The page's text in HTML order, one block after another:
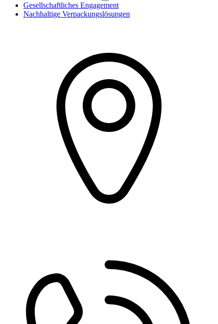
Gesellschaftliches Engagement
Nachhaltige Verpackungslösungen